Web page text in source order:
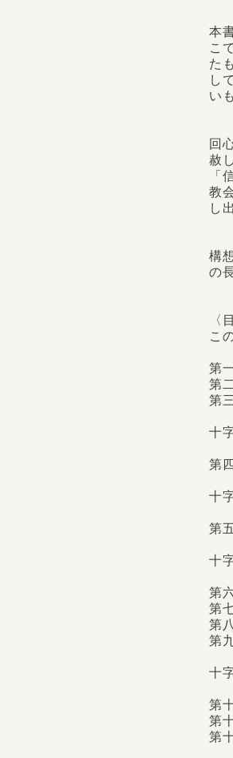
本
こ
た
し
い
回
赦
「
教
し
構
の
〈
こ
第
第
第
十
第
十
第
十
第
第
第
第
十
第
第
第